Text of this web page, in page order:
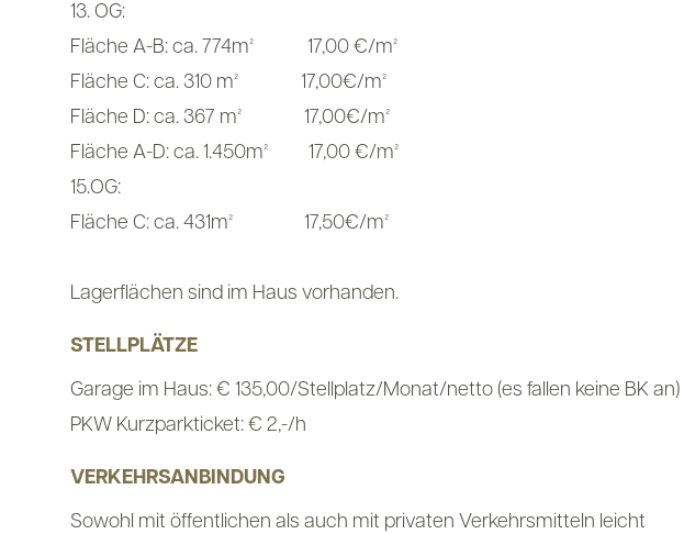
13. OG:
Fläche A-B: ca. 774m² 17,00 €/m²
Fläche C: ca. 310 m² 17,00€/m²
Fläche D: ca. 367 m² 17,00€/m²
Fläche A-D: ca. 1.450m² 17,00 €/m²
15.OG:
Fläche C: ca. 431m² 17,50€/m²
Lagerflächen sind im Haus vorhanden.
STELLPLÄTZE
Garage im Haus: € 135,00/Stellplatz/Monat/netto (es fallen keine BK an)
PKW Kurzparkticket: € 2,-/h
VERKEHRSANBINDUNG
Sowohl mit öffentlichen als auch mit privaten Verkehrsmitteln leicht